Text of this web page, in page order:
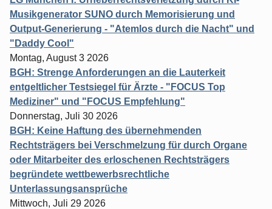
Musikgenerator SUNO durch Memorisierung und
Output-Generierung - "Atemlos durch die Nacht" und
"Daddy Cool"
Montag, August 3 2026
BGH: Strenge Anforderungen an die Lauterkeit
entgeltlicher Testsiegel für Ärzte - "FOCUS Top
Mediziner" und "FOCUS Empfehlung"
Donnerstag, Juli 30 2026
BGH: Keine Haftung des übernehmenden
Rechtsträgers bei Verschmelzung für durch Organe
oder Mitarbeiter des erloschenen Rechtsträgers
begründete wettbewerbsrechtliche
Unterlassungsansprüche
Mittwoch, Juli 29 2026